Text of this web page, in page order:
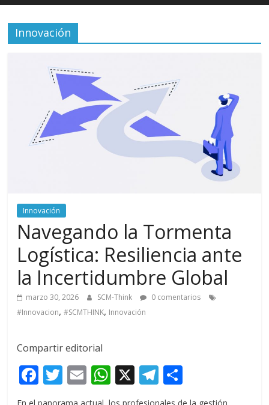
Innovación
Innovación
Navegando la Tormenta
Logística: Resiliencia ante
la Incertidumbre Global
marzo 30, 2026 SCM-Think
0 comentarios
#Innovacion,#SCMTHINK, Innovación
Compartir editorial
F T E
m
W X T
el o